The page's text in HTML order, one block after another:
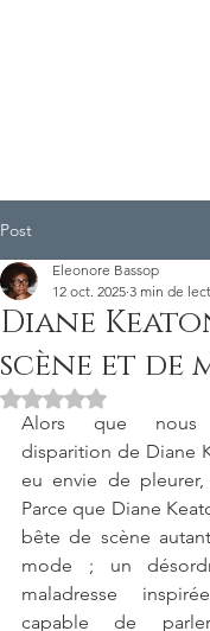
Post
Diane
scène et de
Eleonore Bassop
12 oct. 2025 3 min de
Noté NaN étoiles sur
Alors que nous
disparition de Diane
eu envie de
Parce que Diane
bête de scène
mode ; un
maladresse
capable de